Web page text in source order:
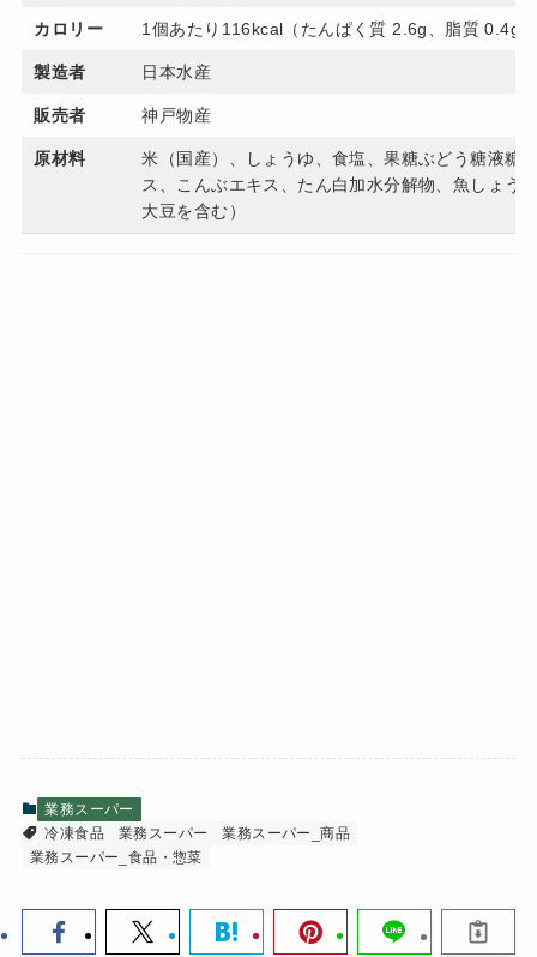
カロリー 1個あたり116kcal（たんぱく質 2.6g、脂質 0.4g
製造者 日本水産
販売者 神戸物産
原材料
米（国産）、しょうゆ、食塩、果糖ぶどう糖液糖
ス、こんぶエキス、たん白加水分解物、魚しょう
大豆を含む）
業務スーパー
冷凍食品
業務スーパー
業務スーパー_商品
業務スーパー_食品・惣菜